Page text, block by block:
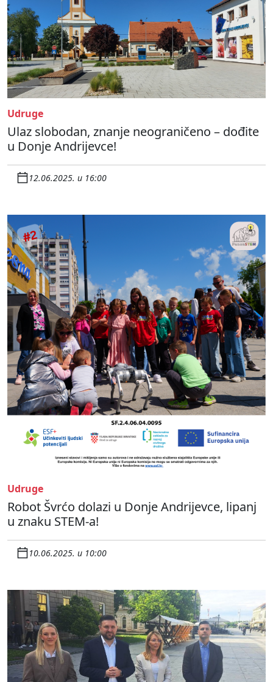
Udruge
Ulaz slobodan, znanje neograničeno – dođite
u Donje Andrijevce!
12.06.2025. u 16:00
Udruge
Robot Švrćo dolazi u Donje Andrijevce, lipanj
u znaku STEM-a!
10.06.2025. u 10:00